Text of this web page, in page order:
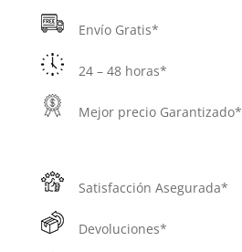
Envío Gratis*
24 – 48 horas*
Mejor precio Garantizado*
Satisfacción Asegurada*
Devoluciones*